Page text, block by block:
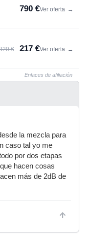
790 €Ver oferta →
€ 217 €Ver oferta →
Enlaces de afiliación
la mezcla para
caso tal yo me
por dos etapas
hacen cosas
más de 2dB de